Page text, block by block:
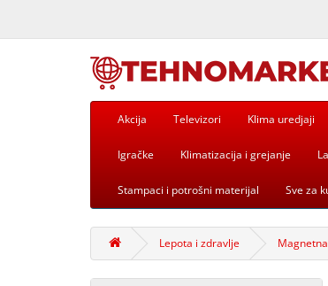
Akcija Televizori Klima uredjaji
Igračke Klimatizacija i grejanje
Stampaci i potrošni materijal Sve za
Lepota i zdravlje